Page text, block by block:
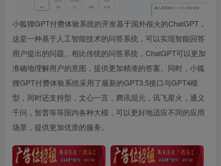
小狐狸GPT付费体验系统的开发基于国外很火的ChatGPT，
这是一种基于人工智能技术的问答系统，可以实现智能回答
用户提出的问题。相比传统的问答系统，ChatGPT可以更加
准确地理解用户的意图，提供更加精准的答案。同时，小狐
狸GPT付费体验系统采用了最新的GPT3.5接口与GPT4模
型，同时还支持型，文心一言，腾讯混元，讯飞星火，通义
千问，智普等等国内各种大模，可以更好地适应不同的应用
场景，提供更加优质的服务。